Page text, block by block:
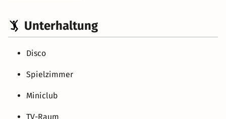
Unterhaltung
Disco
Spielzimmer
Miniclub
TV-Raum